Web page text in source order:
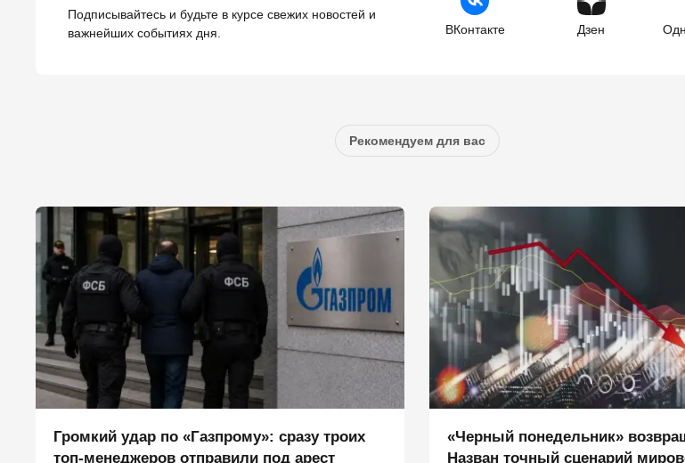
Подписывайтесь и будьте в курсе свежих новостей и
важнейших событиях дня.
ВКонтакте Дзен
Рекомендуем для вас
Громкий удар по «Газпрому»: сразу троих
топ-менеджеров отправили под арест
«Черный понедельник»
Назван точный сценарий